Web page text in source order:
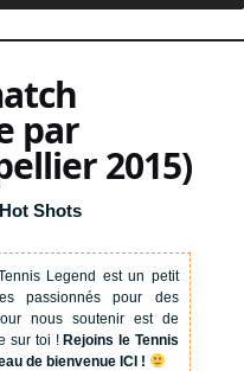
par
2015)
Hot Shots
Legend est un petit
passionnés pour des
nous soutenir est de
sur toi !Rejoins le Tennis
de bienvenue ICI !